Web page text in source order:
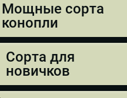
Мощные сорта
конопли
Сорта для
новичков